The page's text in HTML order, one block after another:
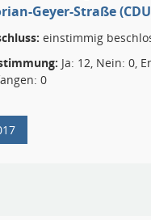
Geyer-Straße
einstimmig
Ja: 12, Nein: 0,
0